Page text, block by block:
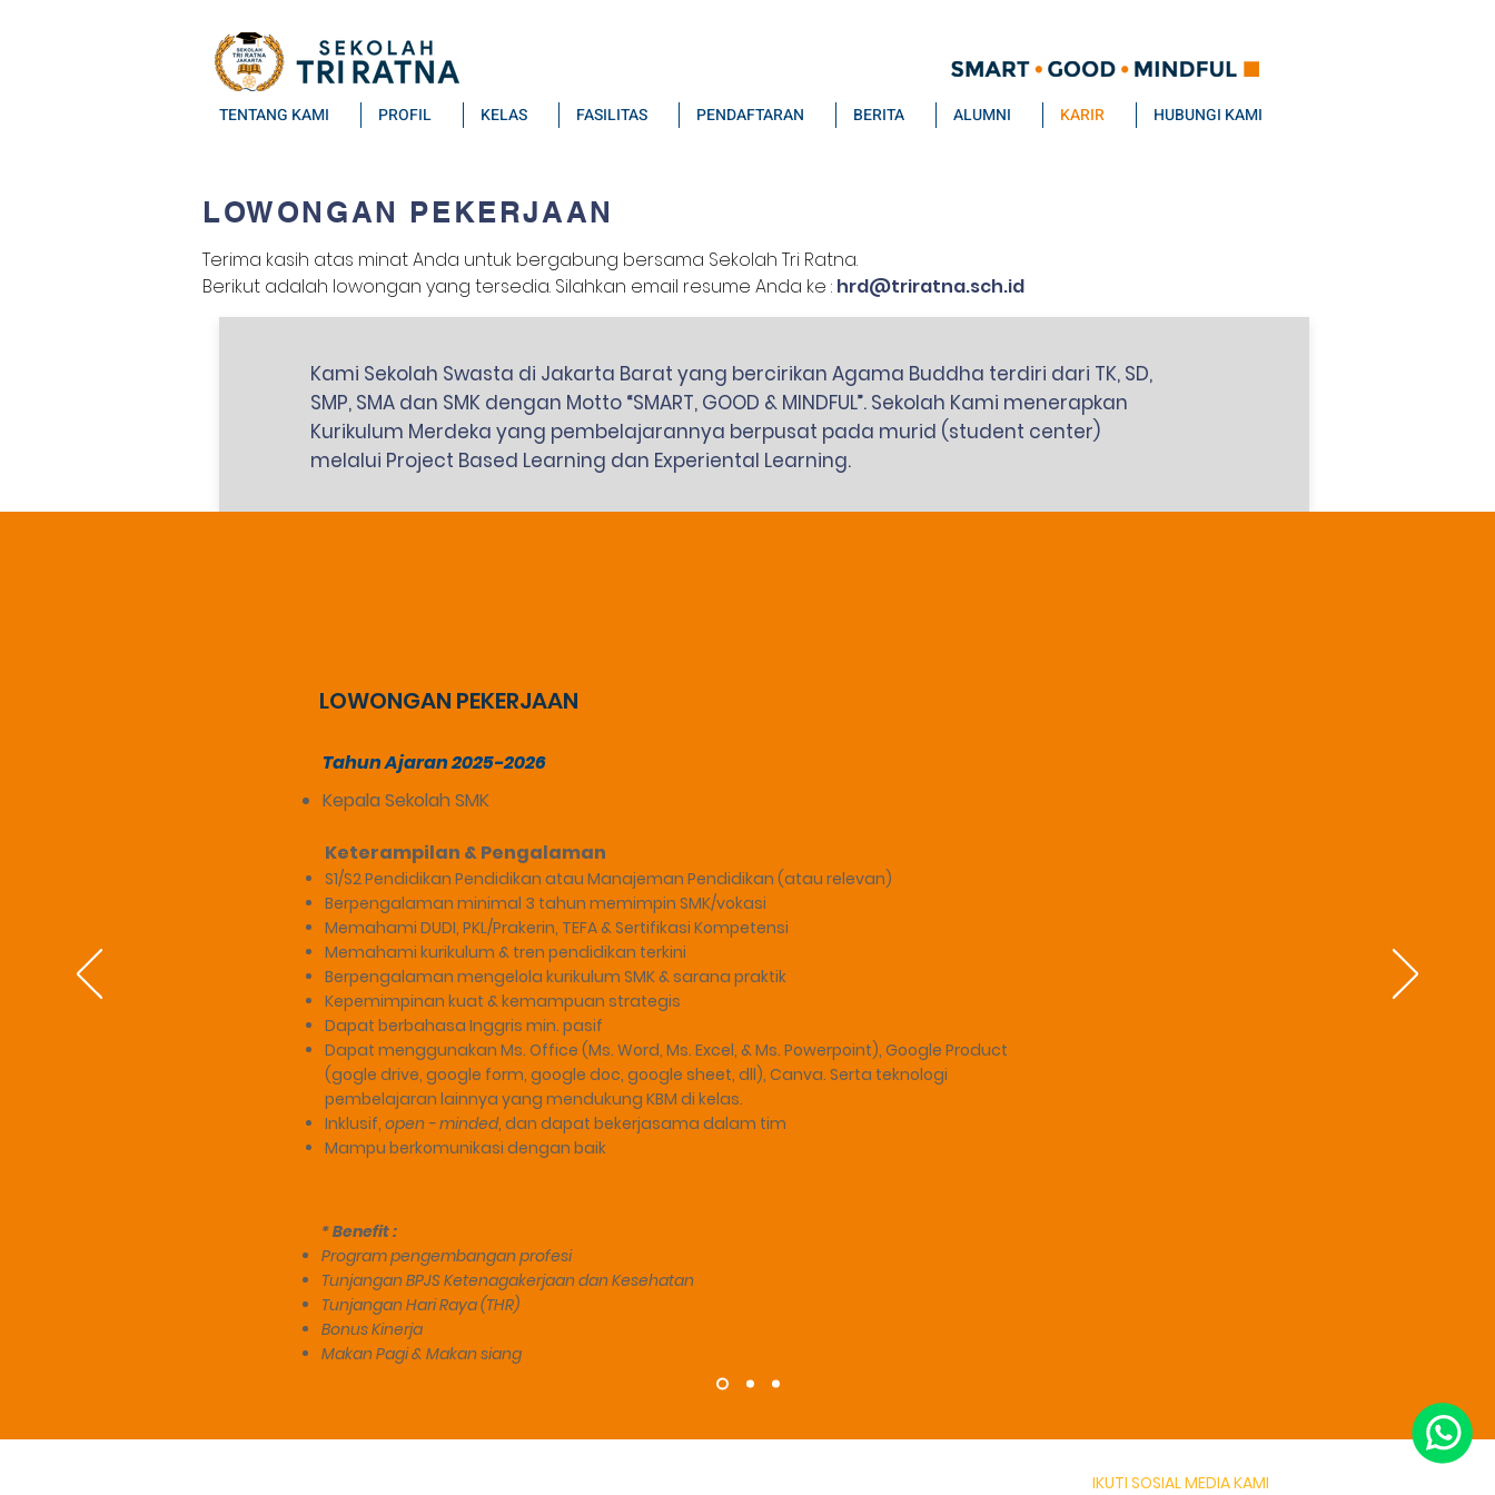
TENTANG KAMI PROFIL KELAS FASILITAS PENDAFTARAN BERITA ALUMNI KARIR HUBUNGI KAMI
LOWONGAN PEKERJAAN
Terima kasih atas minat Anda untuk bergabung bersama Sekolah Tri Ratna.
Berikut adalah lowongan yang tersedia. Silahkan email resume Anda ke : hrd@triratna.sch.id
Kami Sekolah Swasta di Jakarta Barat yang bercirikan Agama Buddha terdiri dari TK, SD,
SMP, SMA dan SMK dengan Motto “SMART, GOOD & MINDFUL”. Sekolah Kami menerapkan
Kurikulum Merdeka yang pembelajarannya berpusat pada murid (student center)
melalui Project Based Learning dan Experiental Learning.
LOWONGAN PEKERJAAN
Tahun Ajaran 2025-2026
Kepala Sekolah SMK
Keterampilan & Pengalaman
S1/S2 Pendidikan Pendidikan atau Manajeman Pendidikan (atau relevan)
Berpengalaman minimal 3 tahun memimpin SMK/vokasi
Memahami DUDI, PKL/Prakerin, TEFA & Sertifikasi Kompetensi
Memahami kurikulum & tren pendidikan terkini
Berpengalaman mengelola kurikulum SMK & sarana praktik
Kepemimpinan kuat & kemampuan strategis
Dapat berbahasa Inggris min. pasif
Dapat menggunakan Ms. Office (Ms. Word, Ms. Excel, & Ms. Powerpoint), Google Product
(gogle drive, google form, google doc, google sheet, dll), Canva. Serta teknologi
pembelajaran lainnya yang mendukung KBM di kelas.
Inklusif, open - minded, dan dapat bekerjasama dalam tim
Mampu berkomunikasi dengan baik
* Benefit :
Program pengembangan profesi
Tunjangan BPJS Ketenagakerjaan dan Kesehatan
Tunjangan Hari Raya (THR)
Bonus Kinerja
Makan Pagi & Makan siang
IKUTI SOSIAL MEDIA KAMI